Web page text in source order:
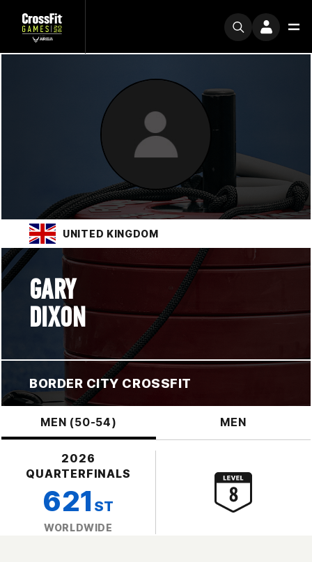
UNITED KINGDOM
GARY
DIXON
BORDER CITY CROSSFIT
MEN (50-54) MEN
2026
QUARTERFINALS
621 ST
WORLDWIDE